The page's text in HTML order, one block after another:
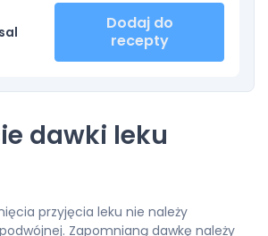
Dodaj do
recepty
dawki leku
przyjęcia leku nie należy
Zapomnianą dawkę należy